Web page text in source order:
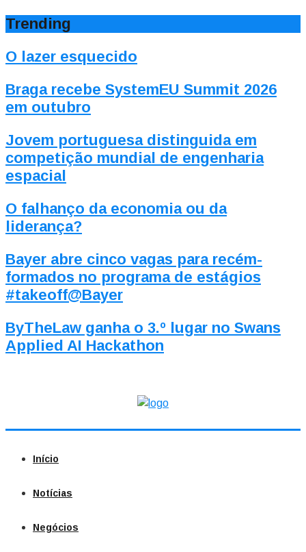
Trending
O lazer esquecido
Braga recebe SystemEU Summit 2026
em outubro
Jovem portuguesa distinguida em
competição mundial de engenharia
espacial
O falhanço da economia ou da
liderança?
Bayer abre cinco vagas para recém-
formados no programa de estágios
#takeoff@Bayer
ByTheLaw ganha o 3.º lugar no Swans
Applied AI Hackathon
Início
Notícias
Negócios